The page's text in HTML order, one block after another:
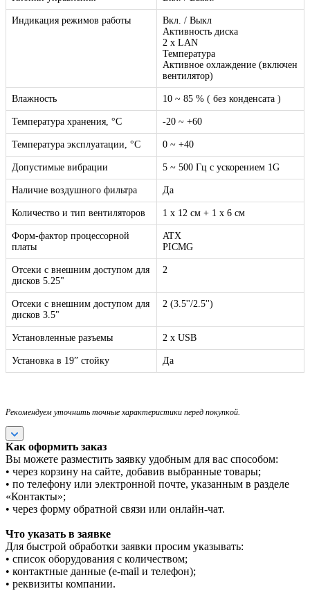
Индикация режимов работы
Вкл. / Выкл
Активность диска
2 x LAN
Температура
Активное охлаждение (включен
вентилятор)
Влажность 10 ~ 85 % ( без конденсата )
Температура хранения, °C -20 ~ +60
Температура эксплуатации, °C 0 ~ +40
Допустимые вибрации 5 ~ 500 Гц с ускорением 1G
Наличие воздушного фильтра Да
Количество и тип вентиляторов 1 x 12 см + 1 x 6 см
Форм-фактор процессорной
платы
ATX
PICMG
Отсеки с внешним доступом для
дисков 5.25"
2
Отсеки с внешним доступом для
дисков 3.5"
2 (3.5''/2.5'')
Установленные разъемы 2 x USB
Установка в 19” стойку Да
Рекомендуем уточнить точные характеристики перед покупкой.
Как оформить заказ
Вы можете разместить заявку удобным для вас способом:
• через корзину на сайте, добавив выбранные товары;
• по телефону или электронной почте, указанным в разделе
«Контакты»;
• через форму обратной связи или онлайн-чат.
Что указать в заявке
Для быстрой обработки заявки просим указывать:
• список оборудования с количеством;
• контактные данные (e-mail и телефон);
• реквизиты компании.